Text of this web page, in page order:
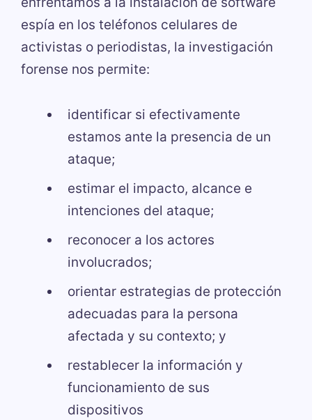
espía en los teléfonos celulares de
activistas o periodistas, la investigación
forense nos permite:
identificar si efectivamente
estamos ante la presencia de un
ataque;
estimar el impacto, alcance e
intenciones del ataque;
reconocer a los actores
involucrados;
orientar estrategias de protección
adecuadas para la persona
afectada y su contexto; y
restablecer la información y
funcionamiento de sus
dispositivos